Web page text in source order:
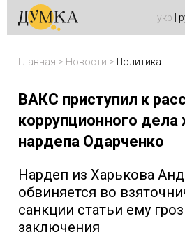
укр
Главная > Новости > Политика
ВАКС приступил к
коррупционного дела
нардепа Одарченко
Нардеп из Харькова
обвиняется во
санкции статьи ему
заключения